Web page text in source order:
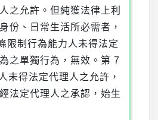
之允許。但純獲法律上利
份、日常生活所必需者，
限制行為能力人未得法定
之單獨行為，無效。第 7
未得法定代理人之允許，
法定代理人之承認，始生